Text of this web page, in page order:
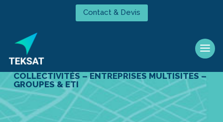
Contact & Devis
COLLECTIVITÉS – ENTREPRISES MULTISITES –
GROUPES & ETI